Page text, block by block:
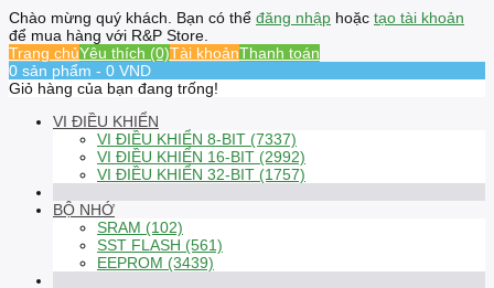
Chào mừng quý khách. Bạn có thể đăng nhập hoặc tạo tài khoản
để mua hàng với R&P Store.
Trang chủYêu thích (0)Tài khoảnThanh toán
0 sản phẩm - 0 VND
Giỏ hàng của bạn đang trống!
VI ĐIỀU KHIỂN
VI ĐIỀU KHIỂN 8-BIT (7337)
VI ĐIỀU KHIỂN 16-BIT (2992)
VI ĐIỀU KHIỂN 32-BIT (1757)
BỘ NHỚ
SRAM (102)
SST FLASH (561)
EEPROM (3439)